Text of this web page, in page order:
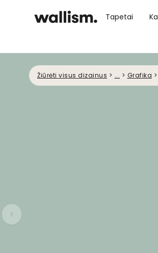
Tapetai
Žiūrėti visus dizainus > ... > Grafika >